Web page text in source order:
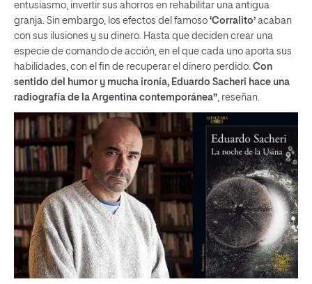
entusiasmo, invertir sus ahorros en rehabilitar una antigua
granja. Sin embargo, los efectos del famoso ‘Corralito’ acaban
con sus ilusiones y su dinero. Hasta que deciden crear una
especie de comando de acción, en el que cada uno aporta sus
habilidades, con el fin de recuperar el dinero perdido. Con
sentido del humor y mucha ironía, Eduardo Sacheri hace una
radiografía de la Argentina contemporánea”, reseñan.